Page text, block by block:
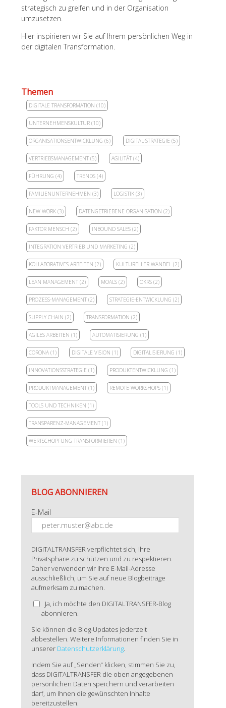
strategisch zu greifen und in der Organisation
umzusetzen.
Hier inspirieren wir Sie auf Ihrem persönlichen Weg in
der digitalen Transformation.
Themen
DIGITALE TRANSFORMATION(10)
UNTERNEHMENSKULTUR(10)
ORGANISATIONSENTWICKLUNG(6) DIGITAL-STRATEGIE(5)
VERTRIEBSMANAGEMENT(5) AGILITÄT(4)
FÜHRUNG(4) TRENDS(4)
FAMILIENUNTERNEHMEN(3) LOGISTIK(3)
NEW WORK(3) DATENGETRIEBENE ORGANISATION(2)
FAKTOR MENSCH(2) INBOUND SALES(2)
INTEGRATION VERTRIEB UND MARKETING(2)
KOLLABORATIVES ARBEITEN(2) KULTURELLER WANDEL(2)
LEAN MANAGEMENT(2) MOALS(2) OKRS(2)
PROZESS-MANAGEMENT(2) STRATEGIE-ENTWICKLUNG(2)
SUPPLY CHAIN(2) TRANSFORMATION(2)
AGILES ARBEITEN(1) AUTOMATISIERUNG(1)
CORONA(1) DIGITALE VISION(1) DIGITALISIERUNG(1)
INNOVATIONSSTRATEGIE(1) PRODUKTENTWICKLUNG(1)
PRODUKTMANAGEMENT(1) REMOTE-WORKSHOPS(1)
TOOLS UND TECHNIKEN(1)
TRANSPARENZ-MANAGEMENT(1)
WERTSCHÖPFUNG TRANSFORMIEREN(1)
BLOG ABONNIEREN
E-Mail
DIGITALTRANSFER verpflichtet sich, Ihre
Privatsphäre zu schützen und zu respektieren.
Daher verwenden wir Ihre E-Mail-Adresse
ausschließlich, um Sie auf neue Blogbeiträge
aufmerksam zu machen.
Ja, ich möchte den DIGITALTRANSFER-Blog
abonnieren.
Sie können die Blog-Updates jederzeit
abbestellen. Weitere Informationen finden Sie in
unserer Datenschutzerklärung.
Indem Sie auf „Senden“ klicken, stimmen Sie zu,
dass DIGITALTRANSFER die oben angegebenen
persönlichen Daten speichern und verarbeiten
darf, um Ihnen die gewünschten Inhalte
bereitzustellen.